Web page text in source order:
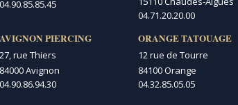
04.90.85.85.45
AVIGNON PIERCING
27, rue Thiers
84000 Avignon
04.90.86.94.30
04.71.20.20.00
ORANGE TATOUAGE
12 rue de Tourre
84100 Orange
04.32.85.05.05